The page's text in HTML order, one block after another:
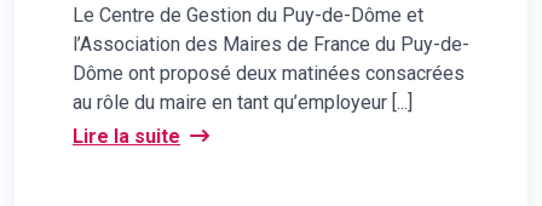
Le Centre de Gestion du Puy-de-Dôme et
l’Association des Maires de France du Puy-de-
Dôme ont proposé deux matinées consacrées
au rôle du maire en tant qu’employeur [...]
Lire la suite